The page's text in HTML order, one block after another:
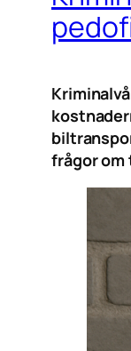
frågor om